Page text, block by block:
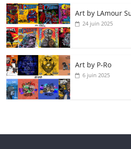
Art by LAmour
24 juin 2025
Art by P‑Ro
6 juin 2025